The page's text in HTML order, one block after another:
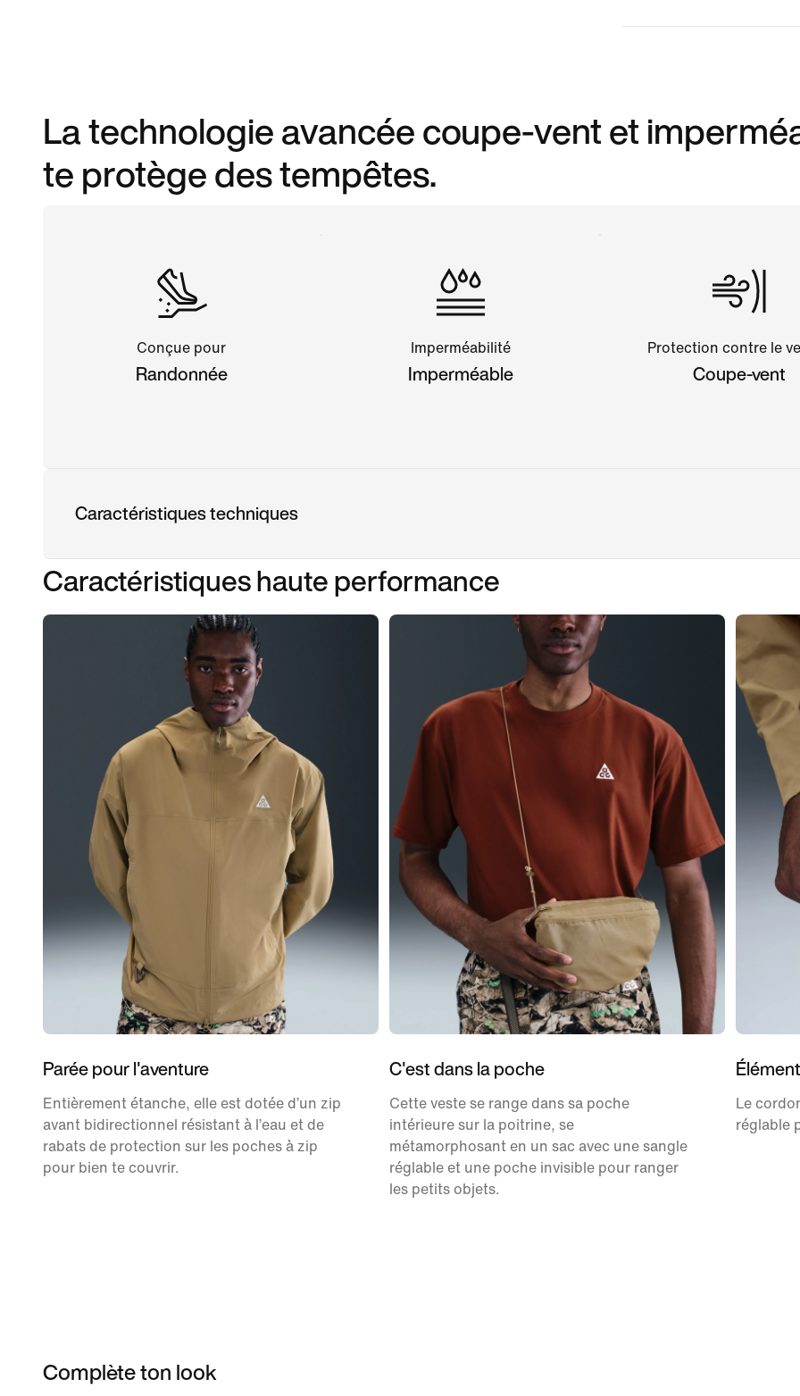
La technologie avancée coupe-vent et
te protège des tempêtes.
Conçue pour
Randonnée
Imperméabilité
Imperméable
Protection contre le
Coupe-vent
Caractéristiques techniques
Caractéristiques haute performance
Parée pour l'aventure
Entièrement étanche, elle est dotée d’un zip
avant bidirectionnel résistant à l’eau et de
rabats de protection sur les poches à zip
pour bien te couvrir.
C'est dans la poche
Cette veste se range dans sa poche
intérieure sur la poitrine, se
métamorphosant en un sac avec une sangle
réglable et une poche invisible pour ranger
les petits objets.
Le
réglable
Complète ton look